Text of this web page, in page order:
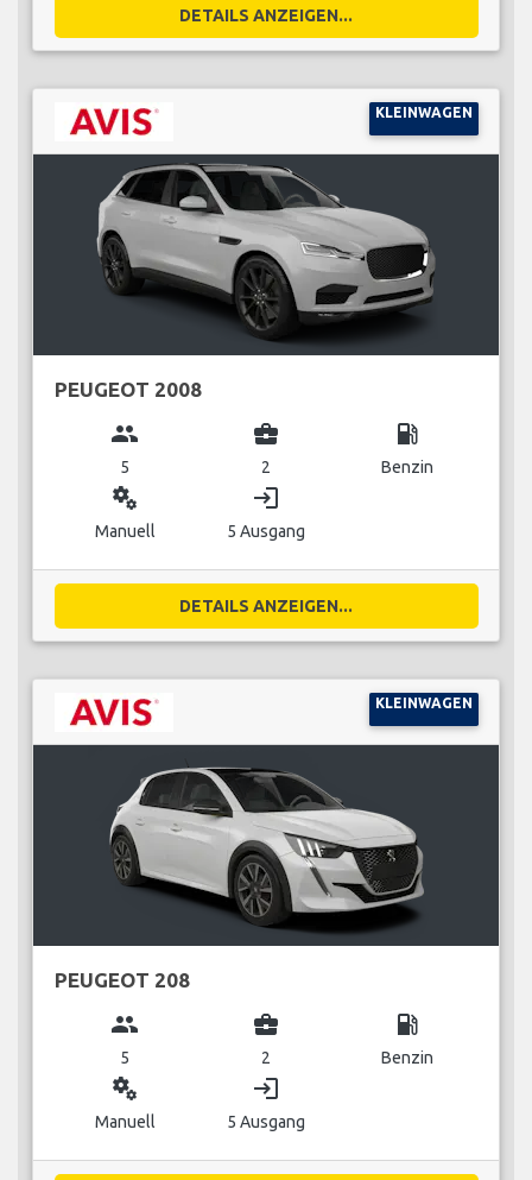
DETAILS ANZEIGEN...
KLEINWAGEN
PEUGEOT 2008
group
5
business_center
2
local_gas_station
Benzin
miscellaneous_services
Manuell
login
5 Ausgang
DETAILS ANZEIGEN...
KLEINWAGEN
PEUGEOT 208
group
5
business_center
2
local_gas_station
Benzin
miscellaneous_services
Manuell
login
5 Ausgang